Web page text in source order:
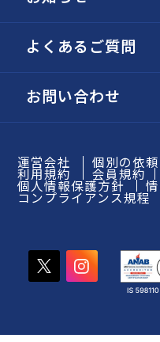
よくあるご質問
お問い合わせ
運営会社 個別の依
利用規約 会員規約
個人情報保護方針
コンプライアンス規程